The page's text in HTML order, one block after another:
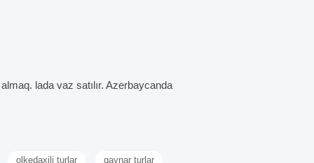
lada vaz satılır. Azerbaycanda
olkedaxili turlar qaynar turlar